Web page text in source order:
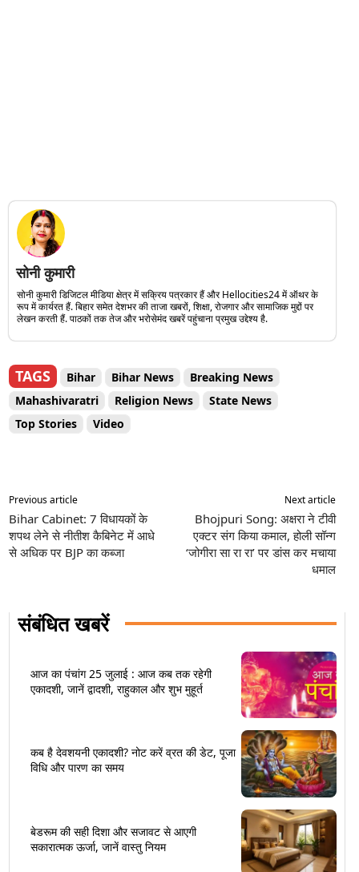
सोनी कुमारी
सोनी कुमारी डिजिटल मीडिया क्षेत्र में सक्रिय पत्रकार हैं और Hellocities24 में ऑथर के
रूप में कार्यरत हैं. बिहार समेत देशभर की ताजा खबरों, शिक्षा, रोजगार और सामाजिक मुद्दों पर
लेखन करती हैं. पाठकों तक तेज और भरोसेमंद खबरें पहुंचाना प्रमुख उद्देश्य है.
TAGS Bihar Bihar News
Breaking News
Mahashivaratri
Religion News
State News
Top Stories
Video
Previous article
Bihar Cabinet: 7 विधायकों के
शपथ लेने से नीतीश कैबिनेट में आधे
से अधिक पर BJP का कब्जा
Next article
Bhojpuri Song: अक्षरा ने टीवी
एक्टर संग किया कमाल, होली सॉन्ग
‘जोगीरा सा रा रा’ पर डांस कर मचाया
धमाल
संबंधित खबरें
आज का पंचांग 25 जुलाई : आज कब तक रहेगी
एकादशी, जानें द्वादशी, राहुकाल और शुभ मुहूर्त
कब है देवशयनी एकादशी? नोट करें व्रत की डेट, पूजा
विधि और पारण का समय
बेडरूम की सही दिशा और सजावट से आएगी
सकारात्मक ऊर्जा, जानें वास्तु नियम